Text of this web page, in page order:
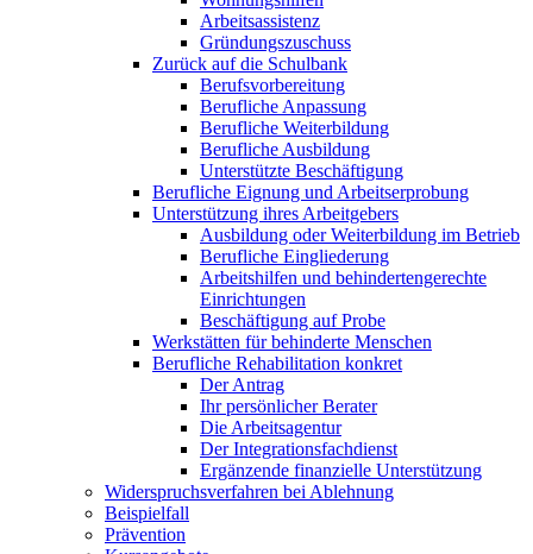
Arbeitsassistenz
Gründungszuschuss
Zurück auf die Schulbank
Berufsvorbereitung
Berufliche Anpassung
Berufliche Weiterbildung
Berufliche Ausbildung
Unterstützte Beschäftigung
Berufliche Eignung und Arbeitserprobung
Unterstützung ihres Arbeitgebers
Ausbildung oder Weiterbildung im Betrieb
Berufliche Eingliederung
Arbeitshilfen und behindertengerechte
Einrichtungen
Beschäftigung auf Probe
Werkstätten für behinderte Menschen
Berufliche Rehabilitation konkret
Der Antrag
Ihr persönlicher Berater
Die Arbeitsagentur
Der Integrationsfachdienst
Ergänzende finanzielle Unterstützung
Widerspruchsverfahren bei Ablehnung
Beispielfall
Prävention